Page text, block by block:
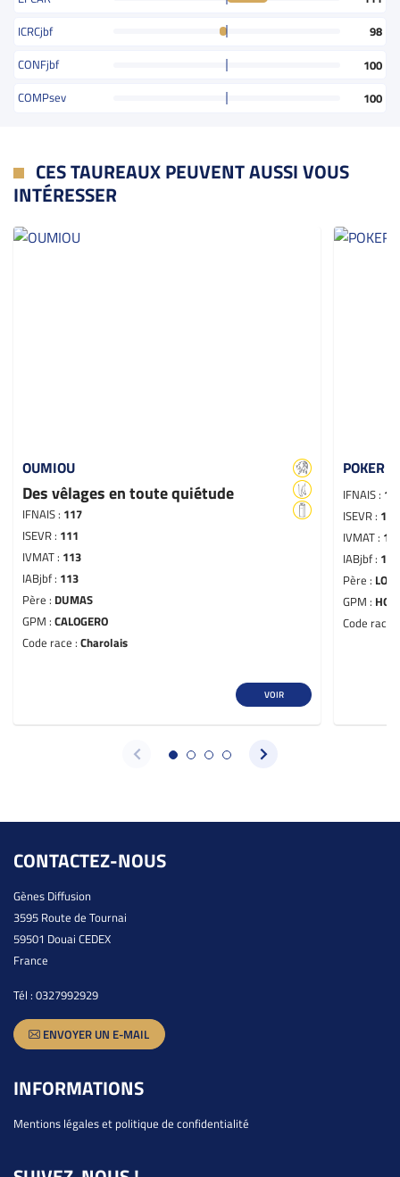
ICRCjbf
98
CONFjbf
100
COMPsev
100
CES TAUREAUX PEUVENT AUSSI VOUS
INTÉRESSER
OUMIOU
Des vêlages en toute quiétude
IFNAIS : 117
ISEVR : 111
IVMAT : 113
IABjbf : 113
Père : DUMAS
GPM : CALOGERO
Code race : Charolais
VOIR
POKER
IFNAIS :
ISEVR : 111
IVMAT :
IABjbf : 117
Père : LOSC
GPM :
Code race
CONTACTEZ-NOUS
Gènes Diffusion
3595 Route de Tournai
59501 Douai CEDEX
France
Tél : 0327992929
ENVOYER UN E-MAIL
INFORMATIONS
Mentions légales et politique de confidentialité